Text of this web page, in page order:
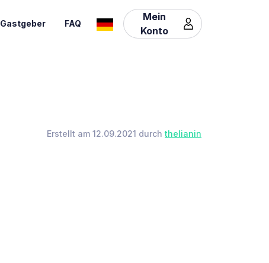
Gastgeber FAQ
Mein
Konto
Erstellt am 12.09.2021 durchthelianin